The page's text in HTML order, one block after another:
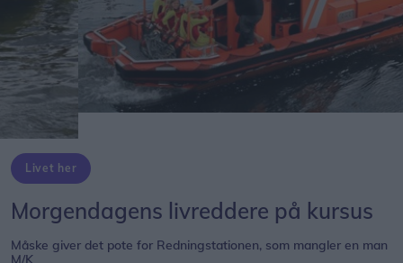
Livet her
Morgendagens livreddere på kursus
Måske giver det pote for Redningstationen, som mangler en man